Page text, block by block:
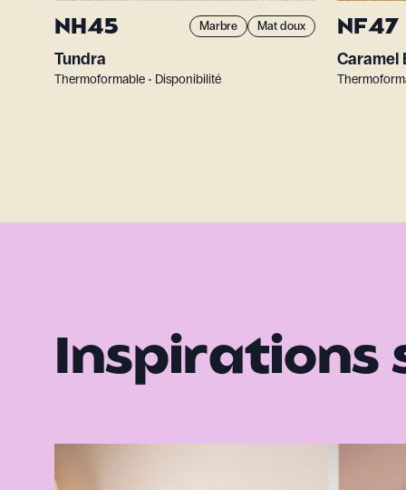
NH45 Marbre Mat doux
Tundra
Thermoformable • Disponibilité
NF47
Caramel
Inspirations